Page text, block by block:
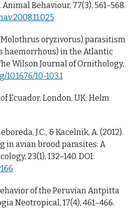
Behaviour, 77(3), 561–568.
(Molothrus oryzivorus) parasitism
haemorrhous) in the Atlantic
Wilson Journal of Ornithology,
10-103.1
Ecuador. London, UK: Helm
J.C., & Kacelnik, A. (2012).
in avian brood parasites: A
23(1), 132–140. DOI:
of the Peruvian Antpitta
Neotropical, 17(4), 461–466.